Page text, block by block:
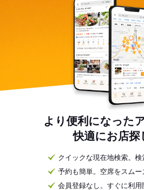
より便利になった
快適にお店探
クイックな現在地検索。検
予約も簡単。空席をスムー
会員登録なし。すぐに利用